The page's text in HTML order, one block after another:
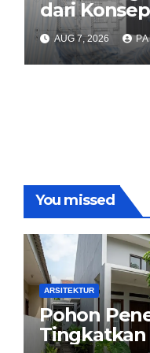
dari
AUG 7, 2026
You missed
ARSITEKTUR
Pohon
Tingkatkan